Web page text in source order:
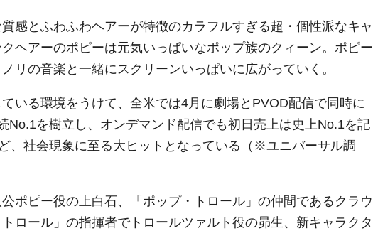
感とふわふわヘアーが特徴のカラフルすぎる超・個性派なキャ
ヘアーのポピーは元気いっぱいなポップ族のクィーン。ポピー
リの音楽と一緒にスクリーンいっぱいに広がっていく。
いる環境をうけて、全米では4月に劇場とPVOD配信で同時に
No.1を樹立し、オンデマンド配信でも初日売上は史上No.1を記
、社会現象に至る大ヒットとなっている（※ユニバーサル調
ポピー役の上白石、「ポップ・トロール」の仲間であるクラウ
ロール」の指揮者でトロールツァルト役の昴生、新キャラクタ